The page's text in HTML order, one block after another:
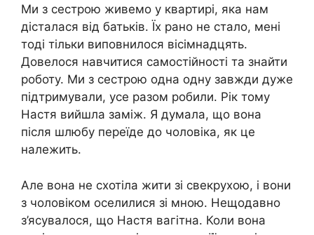
Ми з сестрою живемо у квартирі, яка нам
дісталася від батьків. Їх рано не стало, мені
тоді тільки виповнилося вісімнадцять.
Довелося навчитися самостійності та знайти
роботу. Ми з сестрою одна одну завжди дуже
підтримували, усе разом робили. Рік тому
Настя вийшла заміж. Я думала, що вона
після шлюбу переїде до чоловіка, як це
належить.
Але вона не схотіла жити зі свекрухою, і вони
з чоловіком оселилися зі мною. Нещодавно
з’ясувалося, що Настя вагітна. Коли вона